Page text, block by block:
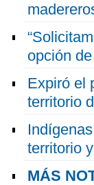
opción
Expiró el
territorio
territorio
MÁS